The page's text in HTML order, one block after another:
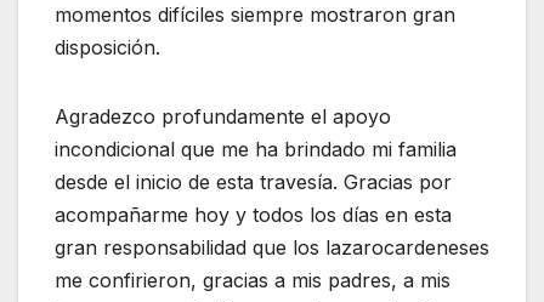
momentos difíciles siempre mostraron gran
disposición.
Agradezco profundamente el apoyo
incondicional que me ha brindado mi familia
desde el inicio de esta travesía. Gracias por
acompañarme hoy y todos los días en esta
gran responsabilidad que los lazarocardeneses
me confirieron, gracias a mis padres, a mis